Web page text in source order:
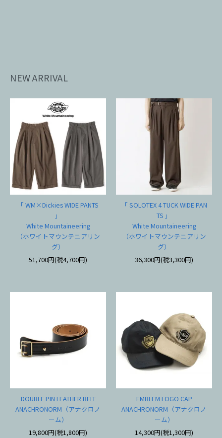
NEW ARRIVAL
「 WM×Dickies WIDE PANTS
」
White Mountaineering
（ホワイトマウンテニアリン
グ）
51,700円(税4,700円)
「 SOLOTEX 4 TUCK WIDE PAN
TS 」
White Mountaineering
（ホワイトマウンテニアリン
グ）
36,300円(税3,300円)
DOUBLE PIN LEATHER BELT
ANACHRONORM（アナクロノ
ーム）
19,800円(税1,800円)
EMBLEM LOGO CAP
ANACHRONORM（アナクロノ
ーム）
14,300円(税1,300円)